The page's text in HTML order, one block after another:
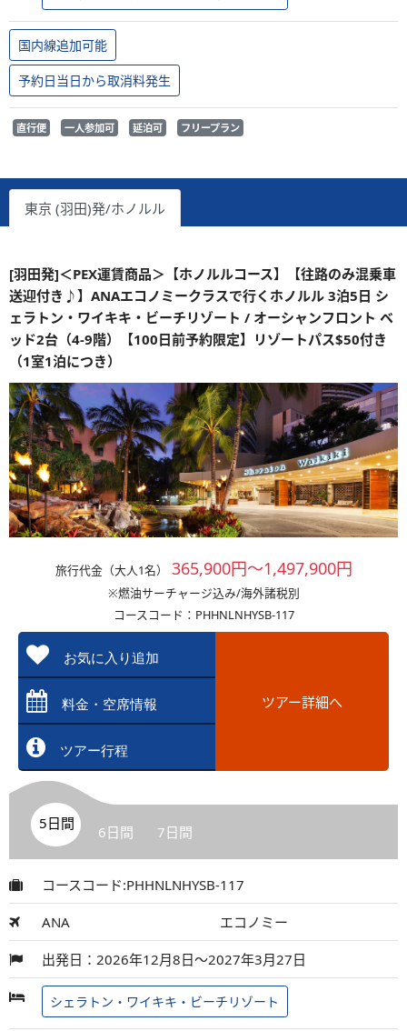
国内線追加可能
予約日当日から取消料発生
直行便 一人参加可 延泊可 フリープラン
東京 (羽田)発/ホノルル
[羽田発]＜PEX運賃商品＞【ホノルルコース】【往路のみ混乗車
送迎付き♪】ANAエコノミークラスで行くホノルル 3泊5日 シ
ェラトン・ワイキキ・ビーチリゾート / オーシャンフロント ベ
ッド2台（4-9階）【100日前予約限定】リゾートパス$50付き
（1室1泊につき）
旅行代金（大人1名） 365,900円～1,497,900円
※燃油サーチャージ込み/海外諸税別
コースコード：PHHNLNHYSB-117
お気に入り追加
料金・空席情報
ツアー行程
ツアー詳細へ
5日間 6日間 7日間
コースコード:PHHNLNHYSB-117
ANA エコノミー
出発日：2026年12月8日～2027年3月27日
シェラトン・ワイキキ・ビーチリゾート